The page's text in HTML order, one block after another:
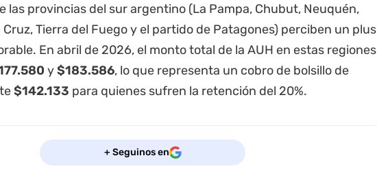
las provincias del sur argentino (La Pampa, Chubut, Neuquén,
Cruz, Tierra del Fuego y el partido de Patagones) perciben un plus
En abril de 2026, el monto total de la AUH en estas regiones
y$183.586, lo que representa un cobro de bolsillo de
$142.133 para quienes sufren la retención del 20%.
+ Seguinos en